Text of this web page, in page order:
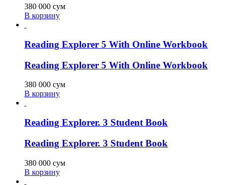
380 000 сум
В корзину
Reading Explorer 5 With Online Workbook
Reading Explorer 5 With Online Workbook
380 000 сум
В корзину
Reading Explorer. 3 Student Book
Reading Explorer. 3 Student Book
380 000 сум
В корзину